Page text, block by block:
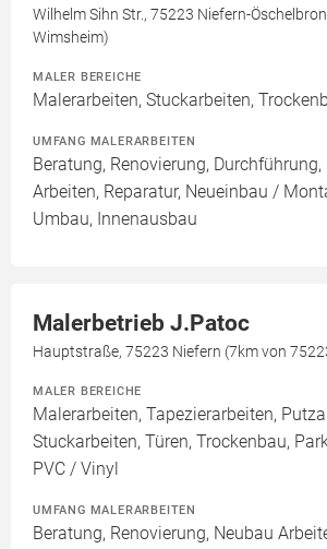
Wilhelm Sihn Str., 75223 Niefern-
Wimsheim)
MALER BEREICHE
Malerarbeiten, Stuckarbeiten,
UMFANG MALERARBEITEN
Beratung, Renovierung, Durchführung,
Arbeiten, Reparatur, Neueinbau /
Umbau, Innenausbau
Malerbetrieb J.Patoc
Hauptstraße, 75223 Niefern (7km von
MALER BEREICHE
Malerarbeiten, Tapezierarbeiten,
Stuckarbeiten, Türen, Trockenbau,
PVC / Vinyl
UMFANG MALERARBEITEN
Beratung, Renovierung, Neubau